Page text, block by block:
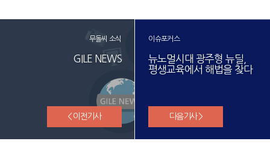
무돌씨 소식
GILE NEWS
< 이전기사
이슈포커스
뉴노멀시대 광주형 뉴딜,
평생교육에서 해법을 찾다
다음기사 >